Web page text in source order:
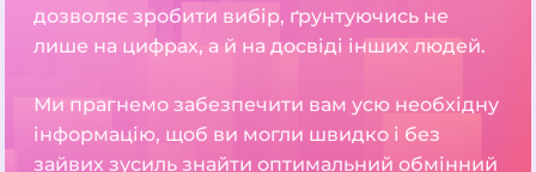
дозволяє зробити вибір, ґрунтуючись не
лише на цифрах, а й на досвіді інших людей.
Ми прагнемо забезпечити вам усю необхідну
інформацію, щоб ви могли швидко і без
зайвих зусиль знайти оптимальний обмінний